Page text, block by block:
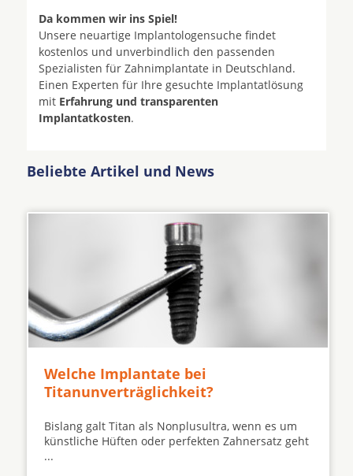
Da kommen wir ins Spiel!
Unsere neuartige Implantologensuche findet
kostenlos und unverbindlich den passenden
Spezialisten für Zahnimplantate in Deutschland.
Einen Experten für Ihre gesuchte Implantatlösung
mit Erfahrung und transparenten
Implantatkosten.
Beliebte Artikel und News
Welche Implantate bei
Titanunverträglichkeit?
Bislang galt Titan als Nonplusultra, wenn es um
künstliche Hüften oder perfekten Zahnersatz geht
...